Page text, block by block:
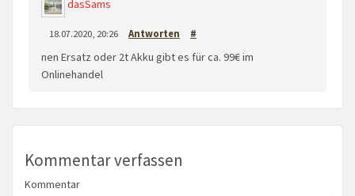
dasSams
18.07.2020, 20:26 Antworten #
nen Ersatz oder 2t Akku gibt es für ca. 99€ im
Onlinehandel
Kommentar verfassen
Kommentar